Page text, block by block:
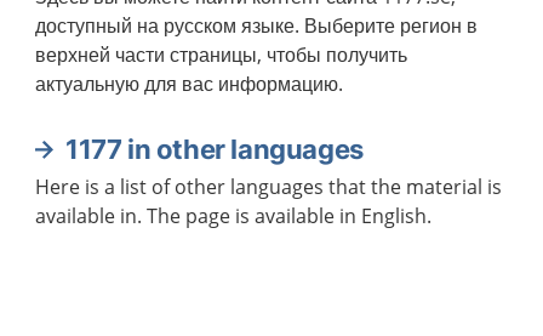
доступный на русском языке. Выберите регион в
верхней части страницы, чтобы получить
актуальную для вас информацию.
1177 in other languages
Here is a list of other languages that the material is
available in. The page is available in English.